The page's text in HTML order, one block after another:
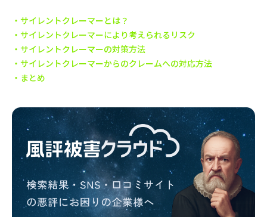
サイレントクレーマーとは？
サイレントクレーマーにより考えられるリスク
サイレントクレーマーの対策方法
サイレントクレーマーからのクレームへの対応方法
まとめ